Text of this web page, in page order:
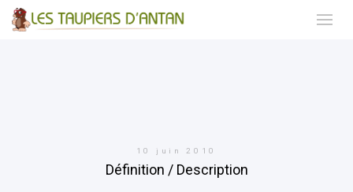
10 juin 2010
Définition / Description